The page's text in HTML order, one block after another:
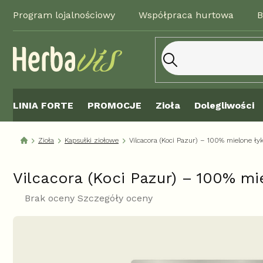
treści
Program lojalnościowy Współpraca hurtowa
LINIA FORTE PROMOCJE Zioła Dolegliwości
Zioła Kapsułki ziołowe Vilcacora (Koci Pazur) – 100% mielone
Vilcacora (Koci Pazur) – 100%
Średnia
Brak oceny Szczegóły oceny